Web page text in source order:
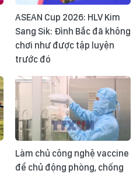
ASEAN Cup 2026: HLV Kim
Sang Sik: Đình Bắc đã không
chơi như được tập luyện
trước đó
Làm chủ công nghệ vaccine
để chủ động phòng, chống